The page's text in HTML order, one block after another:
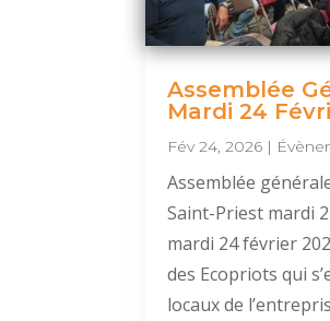
Assemblée
Mardi 24
Fév 24, 2026 |
Assemblée
Saint-Priest mardi
mardi 24 février
des Ecopriots qui
locaux de